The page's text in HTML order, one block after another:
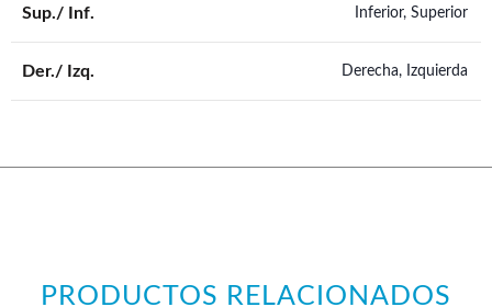
Sup./ Inf. Inferior, Superior
Der./ Izq. Derecha, Izquierda
PRODUCTOS RELACIONADOS